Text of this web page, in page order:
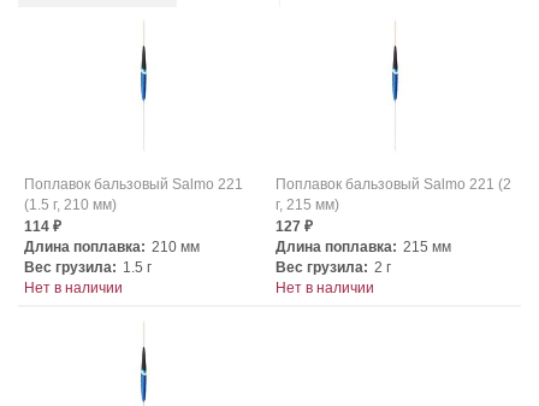
Поплавок бальзовый Salmo 221
(1.5 г, 210 мм)
114 ₽
Длина поплавка: 210 мм
Вес грузила: 1.5 г
Нет в наличии
Поплавок бальзовый Salmo 221 (2
г, 215 мм)
127 ₽
Длина поплавка: 215 мм
Вес грузила: 2 г
Нет в наличии